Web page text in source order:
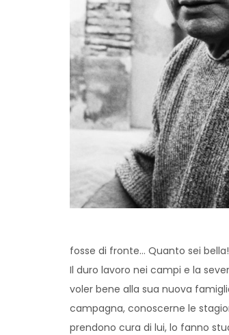
fosse di fronte… Quanto sei
Il duro lavoro nei campi e la
voler bene alla sua nuova
campagna, conoscerne le
prendono cura di lui, lo fanno